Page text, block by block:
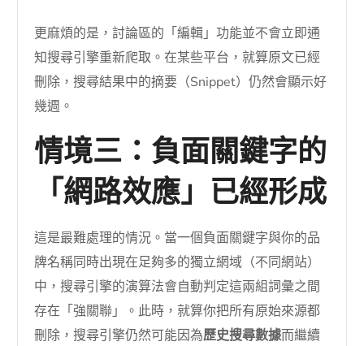
更麻煩的是，討論區的「編輯」功能並不會立即通
知搜尋引擎重新爬取。在某些平台，就算原文已經
刪除，搜尋結果中的摘要（Snippet）仍然會顯示好
幾週。
情境三：負面關鍵字的
「網路效應」已經形成
這是最難處理的情況。當一個負面關鍵字與你的品
牌名稱同時出現在足夠多的獨立網域（不同網站）
中，搜尋引擎的演算法會自動判定這兩組詞彙之間
存在「強關聯」。此時，就算你把所有原始來源都
刪除，搜尋引擎仍然可能因為歷史搜尋數據而繼續